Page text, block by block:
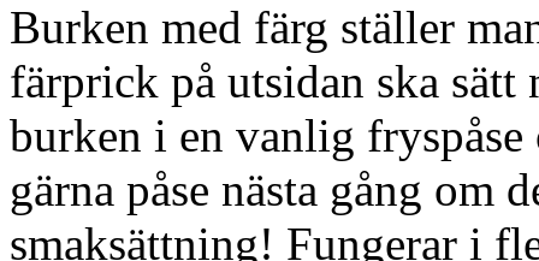
Burken med färg ställer
färprick på utsidan ska
burken i en vanlig fryspåse
gärna påse nästa gång om
smaksättning! Fungerar i